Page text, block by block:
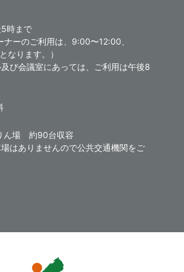
時まで
ナーのご利用は、9:00〜12:00、
なります。）
び会議室にあっては、ご利用は午後8
ん場 約90台収容
はありませんので公共交通機関をご